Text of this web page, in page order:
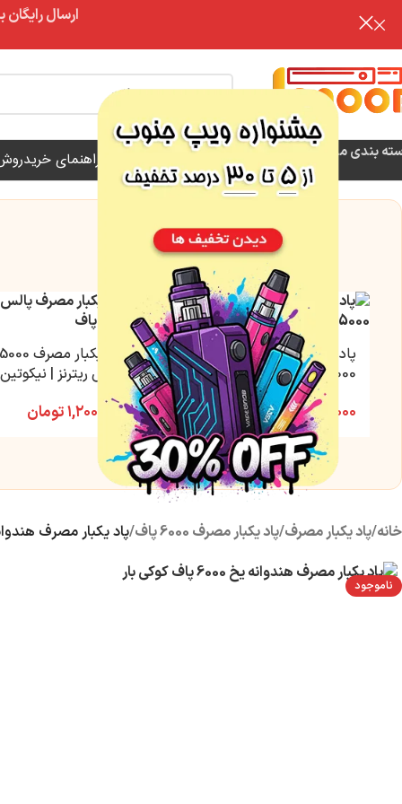
ارسال رایگان برای خرید بالای 3 تومن |
بندی محصولات فروش ویژه
تخفیف
فروشگاه مقالات آموزشی راهنمای خرید
پاد یکبار مصرف ایکس ریترنز
25000 پاف | نیکوتین 50 میلی
۱,۵۰۰,۰۰۰تومان
گرم
۱,۲۰۰,۰۰۰تومان
خانه/پاد یکبار مصرف/پاد یکبار مصرف 6000 پاف /پاد یکبار مصرف هندوانه یخ 6000
ناموجود